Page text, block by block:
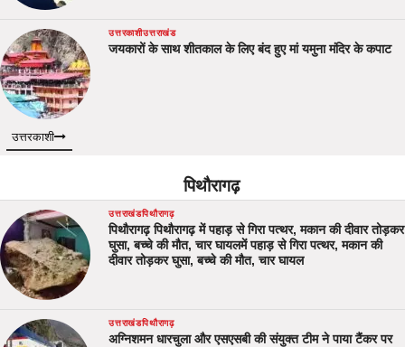
उत्तरकाशीउत्तराखंड
जयकारों के साथ शीतकाल के लिए बंद हुए मां यमुना मंदिर के कपाट
उत्तरकाशी
पिथौरागढ़
उत्तराखंडपिथौरागढ़
पिथौरागढ़ पिथौरागढ़ में पहाड़ से गिरा पत्थर, मकान की दीवार तोड़कर
घुसा, बच्चे की मौत, चार घायलमें पहाड़ से गिरा पत्थर, मकान की
दीवार तोड़कर घुसा, बच्चे की मौत, चार घायल
उत्तराखंडपिथौरागढ़
अग्निशमन धारचुला और एसएसबी की संयुक्त टीम ने पाया टैंकर पर